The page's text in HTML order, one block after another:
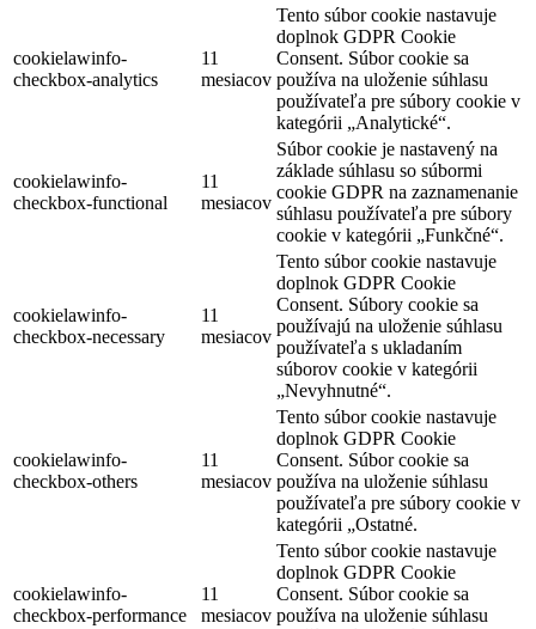
cookielawinfo-
checkbox-analytics
11
mesiacov
Tento súbor cookie nastavuje
doplnok GDPR Cookie
Consent. Súbor cookie sa
používa na uloženie súhlasu
používateľa pre súbory cookie v
kategórii „Analytické“.
cookielawinfo-
checkbox-functional
11
mesiacov
Súbor cookie je nastavený na
základe súhlasu so súbormi
cookie GDPR na zaznamenanie
súhlasu používateľa pre súbory
cookie v kategórii „Funkčné“.
cookielawinfo-
checkbox-necessary
11
mesiacov
Tento súbor cookie nastavuje
doplnok GDPR Cookie
Consent. Súbory cookie sa
používajú na uloženie súhlasu
používateľa s ukladaním
súborov cookie v kategórii
„Nevyhnutné“.
cookielawinfo-
checkbox-others
11
mesiacov
Tento súbor cookie nastavuje
doplnok GDPR Cookie
Consent. Súbor cookie sa
používa na uloženie súhlasu
používateľa pre súbory cookie v
kategórii „Ostatné.
cookielawinfo-
checkbox-performance
11
mesiacov
Tento súbor cookie nastavuje
doplnok GDPR Cookie
Consent. Súbor cookie sa
používa na uloženie súhlasu